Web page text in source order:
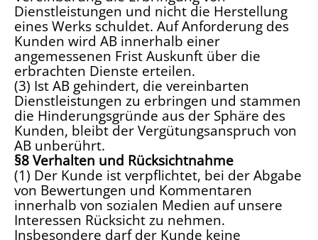
Dienstleistungen und nicht die Herstellung
eines Werks schuldet. Auf Anforderung des
Kunden wird AB innerhalb einer
angemessenen Frist Auskunft über die
erbrachten Dienste erteilen.
(3) Ist AB gehindert, die vereinbarten
Dienstleistungen zu erbringen und stammen
die Hinderungsgründe aus der Sphäre des
Kunden, bleibt der Vergütungsanspruch von
AB unberührt.
§8 Verhalten und Rücksichtnahme
(1) Der Kunde ist verpflichtet, bei der Abgabe
von Bewertungen und Kommentaren
innerhalb von sozialen Medien auf unsere
Interessen Rücksicht zu nehmen.
Insbesondere darf der Kunde keine